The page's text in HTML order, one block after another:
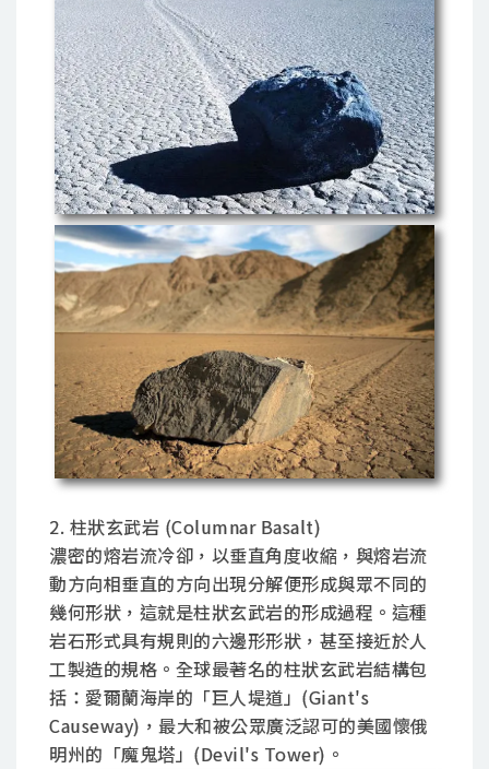
2. 柱狀玄武岩 (Columnar Basalt)
濃密的熔岩流冷卻，以垂直角度收縮，與熔岩流
動方向相垂直的方向出現分解便形成與眾不同的
幾何形狀，這就是柱狀玄武岩的形成過程。這種
岩石形式具有規則的六邊形形狀，甚至接近於人
工製造的規格。全球最著名的柱狀玄武岩結構包
括：愛爾蘭海岸的「巨人堤道」(Giant's
Causeway)，最大和被公眾廣泛認可的美國懷俄
明州的「魔鬼塔」(Devil's Tower)。